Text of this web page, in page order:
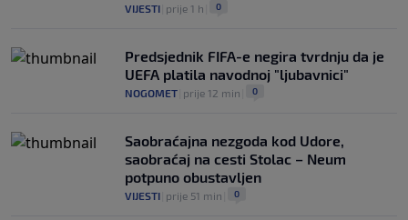
VIJESTI prije 1 h 0
Predsjednik FIFA-e negira tvrdnju da je
UEFA platila navodnoj "ljubavnici"
NOGOMET prije 12 min 0
Saobraćajna nezgoda kod Udore,
saobraćaj na cesti Stolac – Neum
potpuno obustavljen
VIJESTI prije 51 min 0